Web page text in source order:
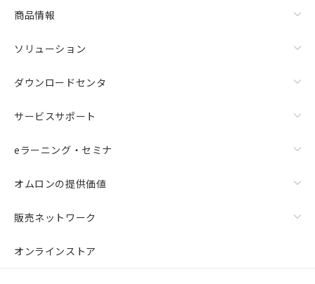
商品情報
ソリューション
ダウンロードセンタ
サービスサポート
eラーニング・セミナ
オムロンの提供価値
販売ネットワーク
オンラインストア